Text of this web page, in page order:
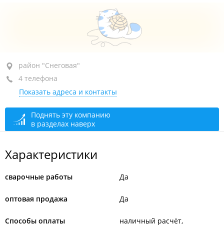
район "Снеговая", ул. Выселковая, 65
+7 (423) 201-57-77
+7 (423) 271-42-30
+7 914 791-42-30
+7 924 731-57-77
район "Снеговая"
4 телефона
Показать адреса и контакты
Поднять эту компанию
в разделах наверх
Характеристики
сварочные работы Да
оптовая продажа Да
Способы оплаты
наличный расчёт